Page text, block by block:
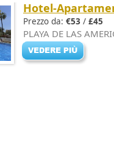
Hotel-
Prezzo da: €53 / £45
PLAYA DE LAS